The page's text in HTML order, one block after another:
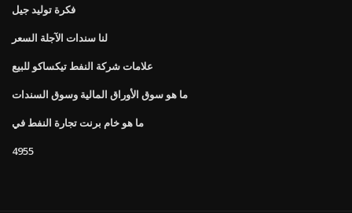
فكرة توليد جيل
لنا سندات الآجلة السعر
علامات شركة النفط تيكساكو للبيع
ما هو سوق الأوراق المالية وسوق السندات
ما هو خام برنت تجارة النفط في
4955